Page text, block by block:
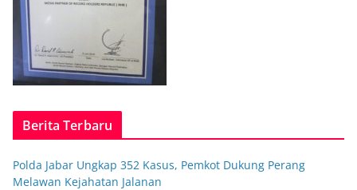
Berita Terbaru
Polda Jabar Ungkap 352 Kasus, Pemkot Dukung Perang
Melawan Kejahatan Jalanan